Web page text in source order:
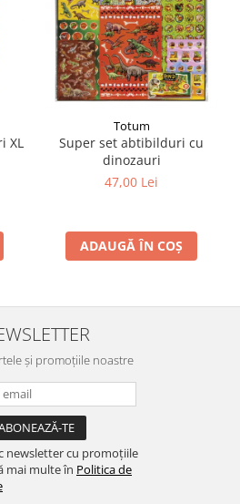
XL
Totum
Super set abtibilduri cu
dinozauri
47,00 Lei
ADAUGĂ ÎN COȘ
și promoțiile noastre
newsletter cu promoțiile
mai multe în Politica de